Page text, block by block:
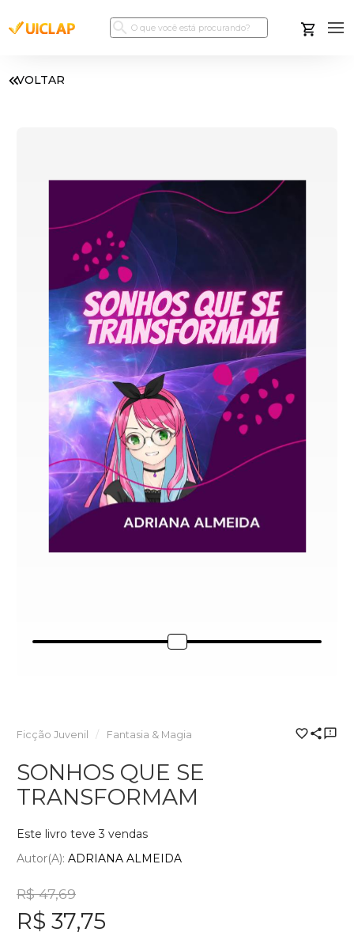
VOLTAR
Ficção Juvenil Fantasia & Magia
SONHOS QUE SE
TRANSFORMAM
Este livro teve 3 vendas
Autor(a): ADRIANA ALMEIDA
R$ 47,69
R$ 37,75